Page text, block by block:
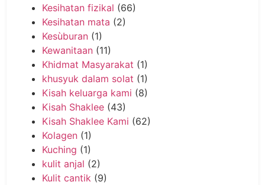
Kesihatan fizikal (66)
Kesihatan mata (2)
Kesùburan (1)
Kewanitaan (11)
Khidmat Masyarakat (1)
khusyuk dalam solat (1)
Kisah keluarga kami (8)
Kisah Shaklee (43)
Kisah Shaklee Kami (62)
Kolagen (1)
Kuching (1)
kulit anjal (2)
Kulit cantik (9)